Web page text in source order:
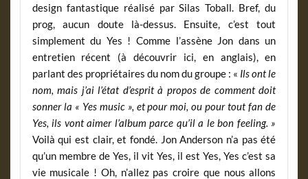
design fantastique réalisé par Silas Toball. Bref, du
prog, aucun doute là-dessus. Ensuite, c’est tout
simplement du Yes ! Comme l’assène Jon dans un
entretien récent (à découvrir ici, en anglais), en
parlant des propriétaires du nom du groupe : « Ils ont le
nom, mais j’ai l’état d’esprit à propos de comment doit
sonner la « Yes music », et pour moi, ou pour tout fan de
Yes, ils vont aimer l’album parce qu’il a le bon feeling. »
Voilà qui est clair, et fondé. Jon Anderson n’a pas été
qu’un membre de Yes, il vit Yes, il est Yes, Yes c’est sa
vie musicale ! Oh, n’allez pas croire que nous allons